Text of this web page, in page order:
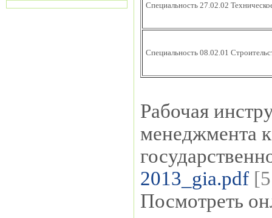
Специальность 27.02.02
Специальность 08.02.01
Рабочая
менеджмента
2013_gia.pdf
Посмотреть